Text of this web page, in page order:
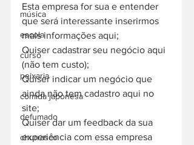
música
escola
curso
peixaria
comida japonesa
defumado
churrasco
Esta empresa for sua e entender
que será interessante inserirmos
mais informações aqui;
Quiser cadastrar seu negócio aqui
(não tem custo);
Quiser indicar um negócio que
ainda não tem cadastro aqui no
site;
Quiser dar um feedback da sua
experiência com essa empresa